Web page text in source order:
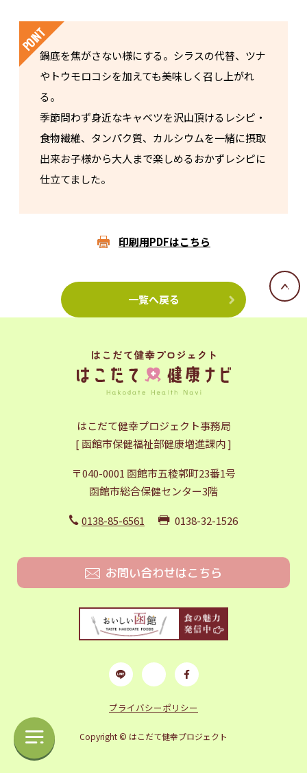
鍋底を焦がさない様にする。シラスの代替、ツナ
やトウモロコシを加えても美味しく召し上がれ
る。
季節問わず身近なキャベツを沢山頂けるレシピ・
食物繊維、タンパク質、カルシウムを一緒に摂取
出来お子様から大人まで楽しめるおかずレシピに
仕立てました。
印刷用PDFはこちら
一覧へ戻る
はこだて健幸プロジェクト事務局
[ 函館市保健福祉部健康増進課内 ]
〒040-0001 函館市五稜郭町23番1号
函館市総合保健センター3階
0138-85-6561 0138-32-1526
お問い合わせはこちら
プライバシーポリシー
Copyright © はこだて健幸プロジェクト